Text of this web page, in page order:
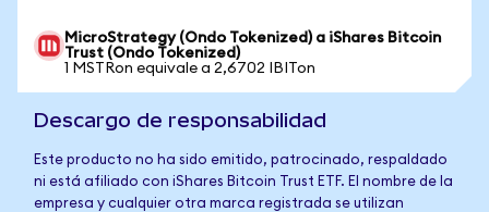
MicroStrategy (Ondo Tokenized) a iShares Bitcoin
Trust (Ondo Tokenized)
1 MSTRon equivale a 2,6702 IBITon
Descargo de responsabilidad
Este producto no ha sido emitido, patrocinado, respaldado
ni está afiliado con iShares Bitcoin Trust ETF. El nombre de la
empresa y cualquier otra marca registrada se utilizan